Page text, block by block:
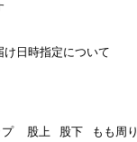
日時指定について
プ 股上 股下 もも周り